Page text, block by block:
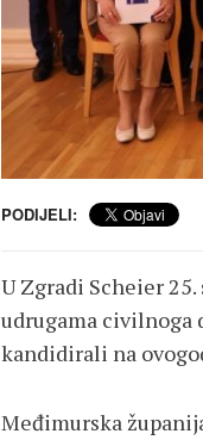
PODIJELI:
U Zgradi Scheier
udrugama civilnoga
kandidirali na
Međimurska